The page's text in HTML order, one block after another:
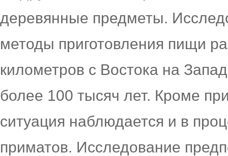
деревянные предметы.
методы приготовления пищи
километров с Востока на
более 100 тысяч лет. Кроме
ситуация наблюдается и в
приматов. Исследование